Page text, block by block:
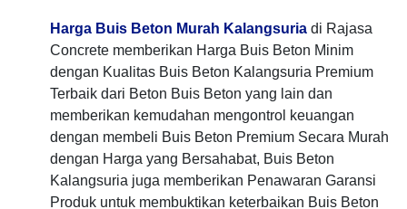
Harga Buis Beton Murah Kalangsuria di Rajasa
Concrete memberikan Harga Buis Beton Minim
dengan Kualitas Buis Beton Kalangsuria Premium
Terbaik dari Beton Buis Beton yang lain dan
memberikan kemudahan mengontrol keuangan
dengan membeli Buis Beton Premium Secara Murah
dengan Harga yang Bersahabat, Buis Beton
Kalangsuria juga memberikan Penawaran Garansi
Produk untuk membuktikan keterbaikan Buis Beton